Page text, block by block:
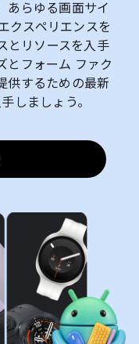
あらゆる画面サイ
クスペリエンスを
とリソースを入手
とフォーム ファク
供するための最新
しましょう。